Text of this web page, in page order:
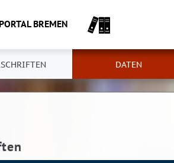
BREMEN
DATEN